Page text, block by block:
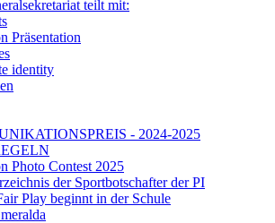
teilt mit:
Präsentation
identity
- 2024-2025
Photo Contest 2025
der Sportbotschafter der PI
Play beginnt in der Schule